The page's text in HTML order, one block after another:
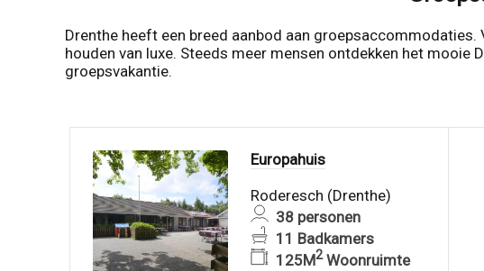
Drenthe heeft een breed aanbod aan
houden van luxe. Steeds meer mensen ontdekken het
groepsvakantie.
Europahuis
Roderesch (Drenthe)
38 personen
11 Badkamers
125M2Woonruimte